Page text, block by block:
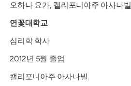
오하나 요가, 캘리포니아주 아사나빌
연꽃대학교
심리학 학사
2012년 5월 졸업
캘리포니아주 아사나빌